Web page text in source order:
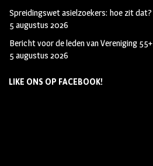
Spreidingswet asielzoekers: hoe zit dat?
5 augustus 2026
Bericht voor de leden van Vereniging 55+
5 augustus 2026
LIKE ONS OP FACEBOOK!